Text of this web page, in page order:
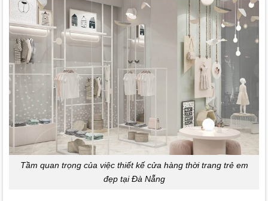
Tầm quan trọng của việc thiết kế cửa hàng thời trang trẻ em
đẹp tại Đà Nẵng